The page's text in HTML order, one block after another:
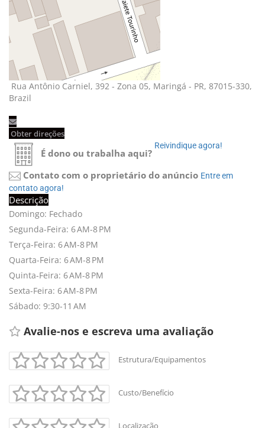
+-
Leaflet
Rua Antônio Carniel, 392 - Zona 05, Maringá - PR, 87015-330,
Brazil
Obter direções
É dono ou trabalha aqui?
Reivindique agora!
Contato com o proprietário do anúncio Entre em
contato agora!
Descrição
Domingo: Fechado
Segunda-Feira: 6 AM-8 PM
Terça-Feira: 6 AM-8 PM
Quarta-Feira: 6 AM-8 PM
Quinta-Feira: 6 AM-8 PM
Sexta-Feira: 6 AM-8 PM
Sábado: 9:30-11 AM
Avalie-nos e escreva uma avaliação
Estrutura/Equipamentos
Custo/Benefício
Localização